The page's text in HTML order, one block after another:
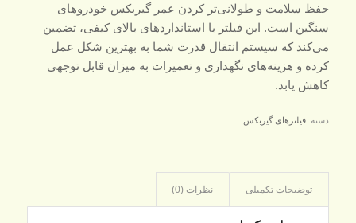
حفظ سلامت و طولانی‌تر کردن عمر گیربکس خودروهای
سنگین است. این فیلتر با استانداردهای بالای کیفی، تضمین
می‌کند که سیستم انتقال قدرت شما به بهترین شکل عمل
کرده و هزینه‌های نگهداری و تعمیرات به میزان قابل توجهی
کاهش یابد.
دسته: فیلترهای گیربکس
توضیحات تکمیلی نظرات (0)